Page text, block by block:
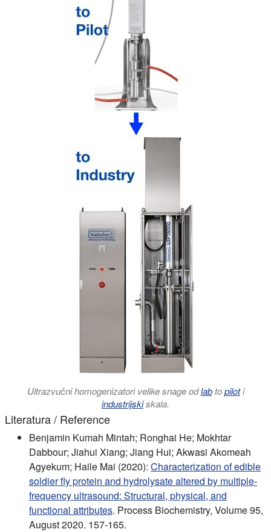
Ultrazvučni homogenizatori velike snage odlabtopiloti
industrijskiskala.
Literatura / Reference
Benjamin Kumah Mintah; Ronghai He; Mokhtar
Dabbour; Jiahui Xiang; Jiang Hui; Akwasi Akomeah
Agyekum; Haile Mai (2020): Characterization of edible
soldier fly protein and hydrolysate altered by multiple-
frequency ultrasound: Structural, physical, and
functional attributes. Process Biochemistry, Volume 95,
August 2020. 157-165.